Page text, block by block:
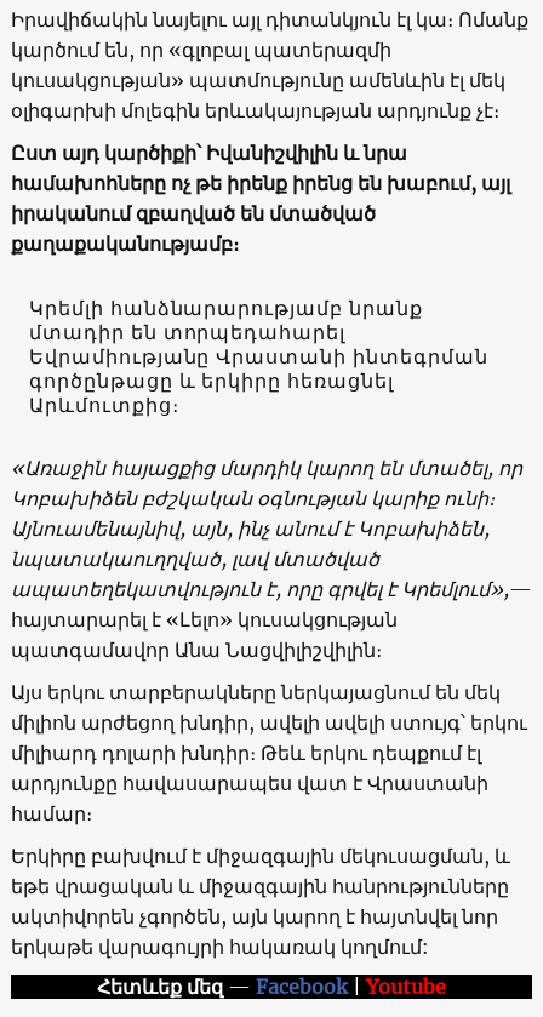
Իրավիճակին նայելու այլ դիտանկյուն էլ կա։ Ոմանք
կարծում են, որ «գլոբալ պատերազմի
կուսակցության» պատմությունը ամենևին էլ մեկ
օլիգարխի մոլեգին երևակայության արդյունք չէ։
Ըստ այդ կարծիքի՝ Իվանիշվիլին և նրա
համախոհները ոչ թե իրենք իրենց են խաբում, այլ
իրականում զբաղված են մտածված
քաղաքականությամբ։
Կրեմլի հանձնարարությամբ նրանք
մտադիր են տորպեդահարել
Եվրամիությանը Վրաստանի ինտեգրման
գործընթացը և երկիրը հեռացնել
Արևմուտքից։
«Առաջին հայացքից մարդիկ կարող են մտածել, որ
Կոբախիձեն բժշկական օգնության կարիք ունի։
Այնուամենայնիվ, այն, ինչ անում է Կոբախիձեն,
նպատակաուղղված, լավ մտածված
ապատեղեկատվություն է, որը գրվել է Կրեմլում»,—
հայտարարել է «Լելո» կուսակցության
պատգամավոր Անա Նացվիլիշվիլին։
Այս երկու տարբերակները ներկայացնում են մեկ
միլիոն արժեցող խնդիր, ավելի ավելի ստույգ՝ երկու
միլիարդ դոլարի խնդիր։ Թեև երկու դեպքում էլ
արդյունքը հավասարապես վատ է Վրաստանի
համար։
Երկիրը բախվում է միջազգային մեկուսացման, և
եթե վրացական և միջազգային հանրությունները
ակտիվորեն չգործեն, այն կարող է հայտնվել նոր
երկաթե վարագույրի հակառակ կողմում:
Հետևեք մեզ — Facebook |Youtube